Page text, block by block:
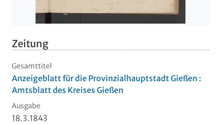
Zeitung
Gesamttitel
Anzeigeblatt für die Provinzialhauptstadt Gießen :
Amtsblatt des Kreises Gießen
Ausgabe
18.3.1843